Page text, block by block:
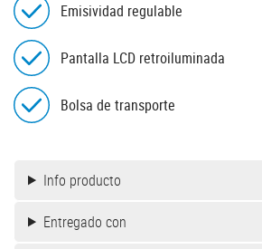
Emisividad regulable
Pantalla LCD retroiluminada
Bolsa de transporte
Info producto
Entregado con